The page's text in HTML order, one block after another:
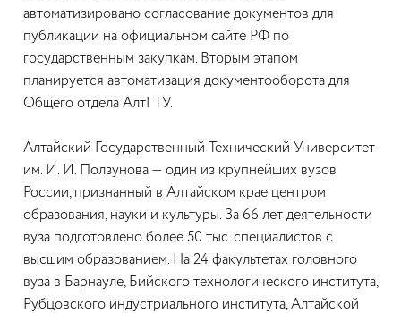
автоматизировано согласование документов для
публикации на официальном сайте РФ по
государственным закупкам. Вторым этапом
планируется автоматизация документооборота для
Общего отдела АлтГТУ.
Алтайский Государственный Технический Университет
им. И. И. Ползунова — один из крупнейших вузов
России, признанный в Алтайском крае центром
образования, науки и культуры. За 66 лет деятельности
вуза подготовлено более 50 тыс. специалистов с
высшим образованием. На 24 факультетах головного
вуза в Барнауле, Бийского технологического института,
Рубцовского индустриального института, Алтайской